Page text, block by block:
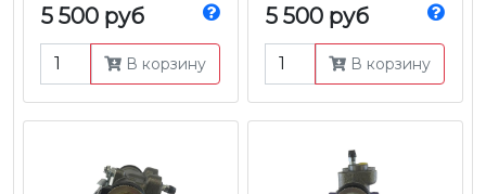
5 500 руб
В корзину
5 500 руб
В корзину